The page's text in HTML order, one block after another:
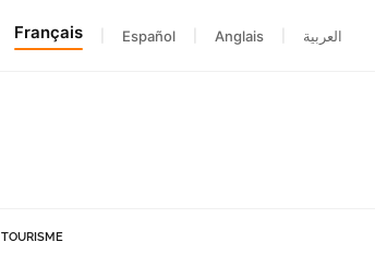
Français Español Anglais العربية
TOURISME